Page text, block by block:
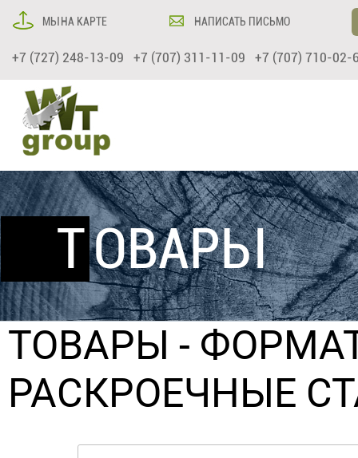
МЫ НА КАРТЕ НАПИСАТЬ ПИСЬМО
+7 (727) 248-13-09 +7 (707) 311-11-09 +7 (707) 710-02-
ТОВАРЫ
ТОВАРЫ -
РАСКРОЕЧНЫЕ